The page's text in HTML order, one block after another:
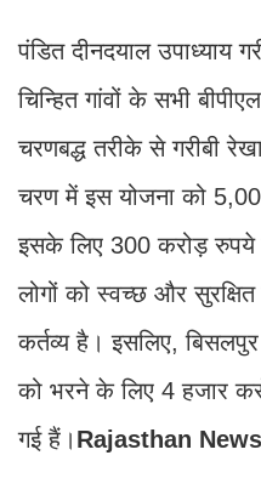
पंडित दीनदयाल उपाध्याय
चिन्हित गांवों के सभी
चरणबद्ध तरीके से गरीबी
चरण में इस योजना को
इसके लिए 300 करोड़ रुपये
लोगों को स्वच्छ और
कर्तव्य है। इसलिए,
को भरने के लिए 4 हजार
गई हैं। Rajasthan News